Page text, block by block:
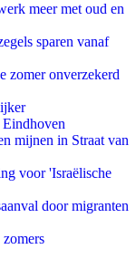
meer met oud en
sparen vanaf
zomer onverzekerd
mijnen in Straat van
voor 'Israëlische
door migranten